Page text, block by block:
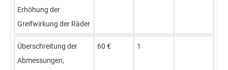
Erhöhung der
Greifwirkung der Räder
Überschreitung der
Abmessungen,
60 € 1